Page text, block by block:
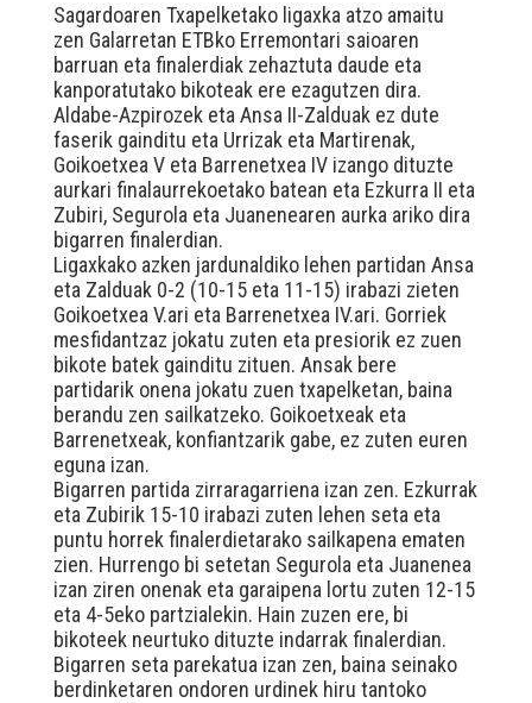
Sagardoaren Txapelketako ligaxka atzo amaitu
zen Galarretan ETBko Erremontari saioaren
barruan eta finalerdiak zehaztuta daude eta
kanporatutako bikoteak ere ezagutzen dira.
Aldabe-Azpirozek eta Ansa II-Zalduak ez dute
faserik gainditu eta Urrizak eta Martirenak,
Goikoetxea V eta Barrenetxea IV izango dituzte
aurkari finalaurrekoetako batean eta Ezkurra II eta
Zubiri, Segurola eta Juanenearen aurka ariko dira
bigarren finalerdian.
Ligaxkako azken jardunaldiko lehen partidan Ansa
eta Zalduak 0-2 (10-15 eta 11-15) irabazi zieten
Goikoetxea V.ari eta Barrenetxea IV.ari. Gorriek
mesfidantzaz jokatu zuten eta presiorik ez zuen
bikote batek gainditu zituen. Ansak bere
partidarik onena jokatu zuen txapelketan, baina
berandu zen sailkatzeko. Goikoetxeak eta
Barrenetxeak, konfiantzarik gabe, ez zuten euren
eguna izan.
Bigarren partida zirraragarriena izan zen. Ezkurrak
eta Zubirik 15-10 irabazi zuten lehen seta eta
puntu horrek finalerdietarako sailkapena ematen
zien. Hurrengo bi setetan Segurola eta Juanenea
izan ziren onenak eta garaipena lortu zuten 12-15
eta 4-5eko partzialekin. Hain zuzen ere, bi
bikoteek neurtuko dituzte indarrak finalerdian.
Bigarren seta parekatua izan zen, baina seinako
berdinketaren ondoren urdinek hiru tantoko